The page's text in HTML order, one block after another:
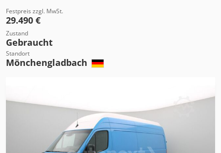
Festpreis zzgl. MwSt.
29.490 €
Zustand
Gebraucht
Standort
Mönchengladbach